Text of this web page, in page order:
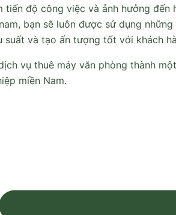
tiến độ công việc và ảnh hưởng đến
bạn sẽ luôn được sử dụng
suất và tạo ấn tượng tốt với khách
vụ thuê máy văn phòng thành
miền Nam.